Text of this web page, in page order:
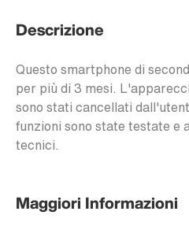
Descrizione
Questo smartphone di
per più di 3 mesi.
sono stati cancellati
funzioni sono state testate e
tecnici.
Maggiori Informazioni